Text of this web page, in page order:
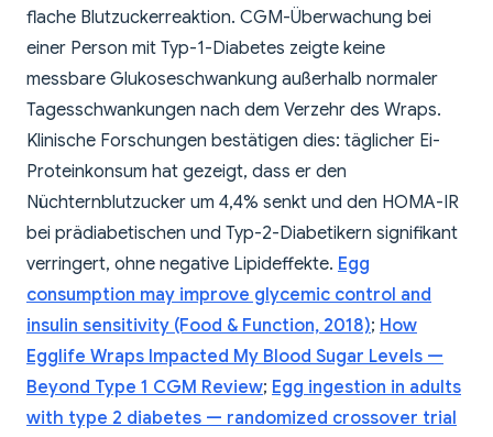
flache Blutzuckerreaktion. CGM-Überwachung bei
einer Person mit Typ-1-Diabetes zeigte keine
messbare Glukoseschwankung außerhalb normaler
Tagesschwankungen nach dem Verzehr des Wraps.
Klinische Forschungen bestätigen dies: täglicher Ei-
Proteinkonsum hat gezeigt, dass er den
Nüchternblutzucker um 4,4% senkt und den HOMA-IR
bei prädiabetischen und Typ-2-Diabetikern signifikant
verringert, ohne negative Lipideffekte. Egg
consumption may improve glycemic control and
insulin sensitivity (Food & Function, 2018); How
Egglife Wraps Impacted My Blood Sugar Levels —
Beyond Type 1 CGM Review; Egg ingestion in adults
with type 2 diabetes — randomized crossover trial